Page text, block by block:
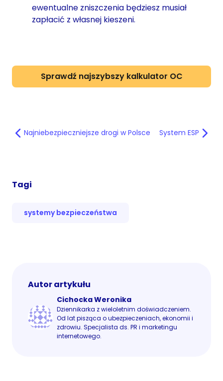
ewentualne zniszczenia będziesz musiał
zapłacić z własnej kieszeni.
Sprawdź najszybszy kalkulator OC
Najniebezpieczniejsze drogi w Polsce System ESP
Tagi
systemy bezpieczeństwa
Autor artykułu
Cichocka Weronika
Dziennikarka z wieloletnim doświadczeniem.
Od lat pisząca o ubezpieczeniach, ekonomii i
zdrowiu. Specjalista ds. PR i marketingu
internetowego.